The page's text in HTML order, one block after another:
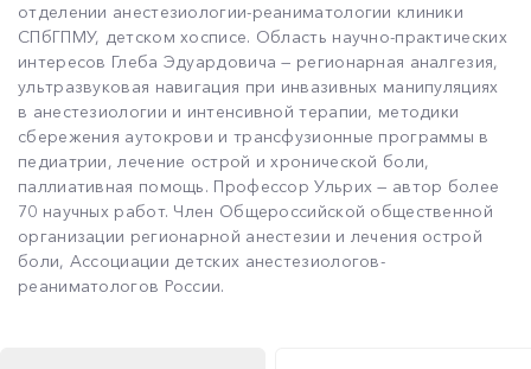
отделении анестезиологии-реаниматологии клиники
СПбГПМУ, детском хосписе. Область научно-практических
интересов Глеба Эдуардовича — регионарная аналгезия,
ультразвуковая навигация при инвазивных манипуляциях
в анестезиологии и интенсивной терапии, методики
сбережения аутокрови и трансфузионные программы в
педиатрии, лечение острой и хронической боли,
паллиативная помощь. Профессор Ульрих — автор более
70 научных работ. Член Общероссийской общественной
организации регионарной анестезии и лечения острой
боли, Ассоциации детских анестезиологов-
реаниматологов России.